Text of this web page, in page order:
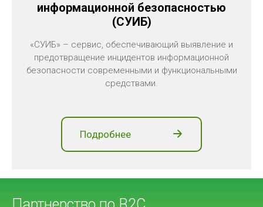
информационной безопасностью
(СУИБ)
«СУИБ» – сервис, обеспечивающий выявление и
предотвращение инцидентов информационной
безопасности современными и функциональными
средствами.
Подробнее